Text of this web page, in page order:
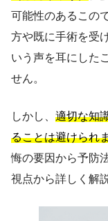
可能性のあるこの
方や既に手術を受
いう声を耳にした
せん。
しかし、 適切な知
ることは避けられ
悔の要因から予防
視点から詳しく解